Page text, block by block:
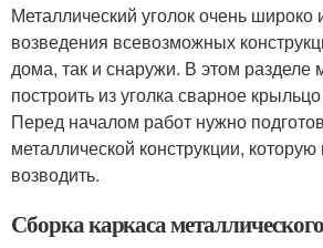
Металлический уголок очень широко
возведения всевозможных
дома, так и снаружи. В этом разделе
построить из уголка сварное
Перед началом работ нужно
металлической конструкции,
возводить.
Сборка каркаса